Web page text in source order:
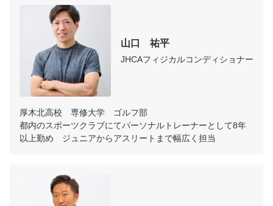
山口　祐平
JHCAフィジカルコンディショナー
厚木北高校　専修大学　ゴルフ部
都内のスポーツクラブにてパーソナルトレーナーとして8年
以上勤め　ジュニアからアスリートまで幅広く担当